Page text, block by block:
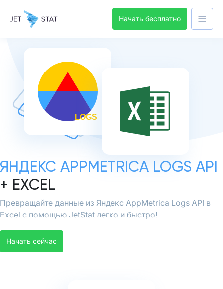
Начать бесплатно
ЯНДЕКС APPMETRICA LOGS API
+ EXCEL
Превращайте данные из Яндекс AppMetrica Logs API в
Excel с помощью JetStat легко и быстро!
Начать сейчас